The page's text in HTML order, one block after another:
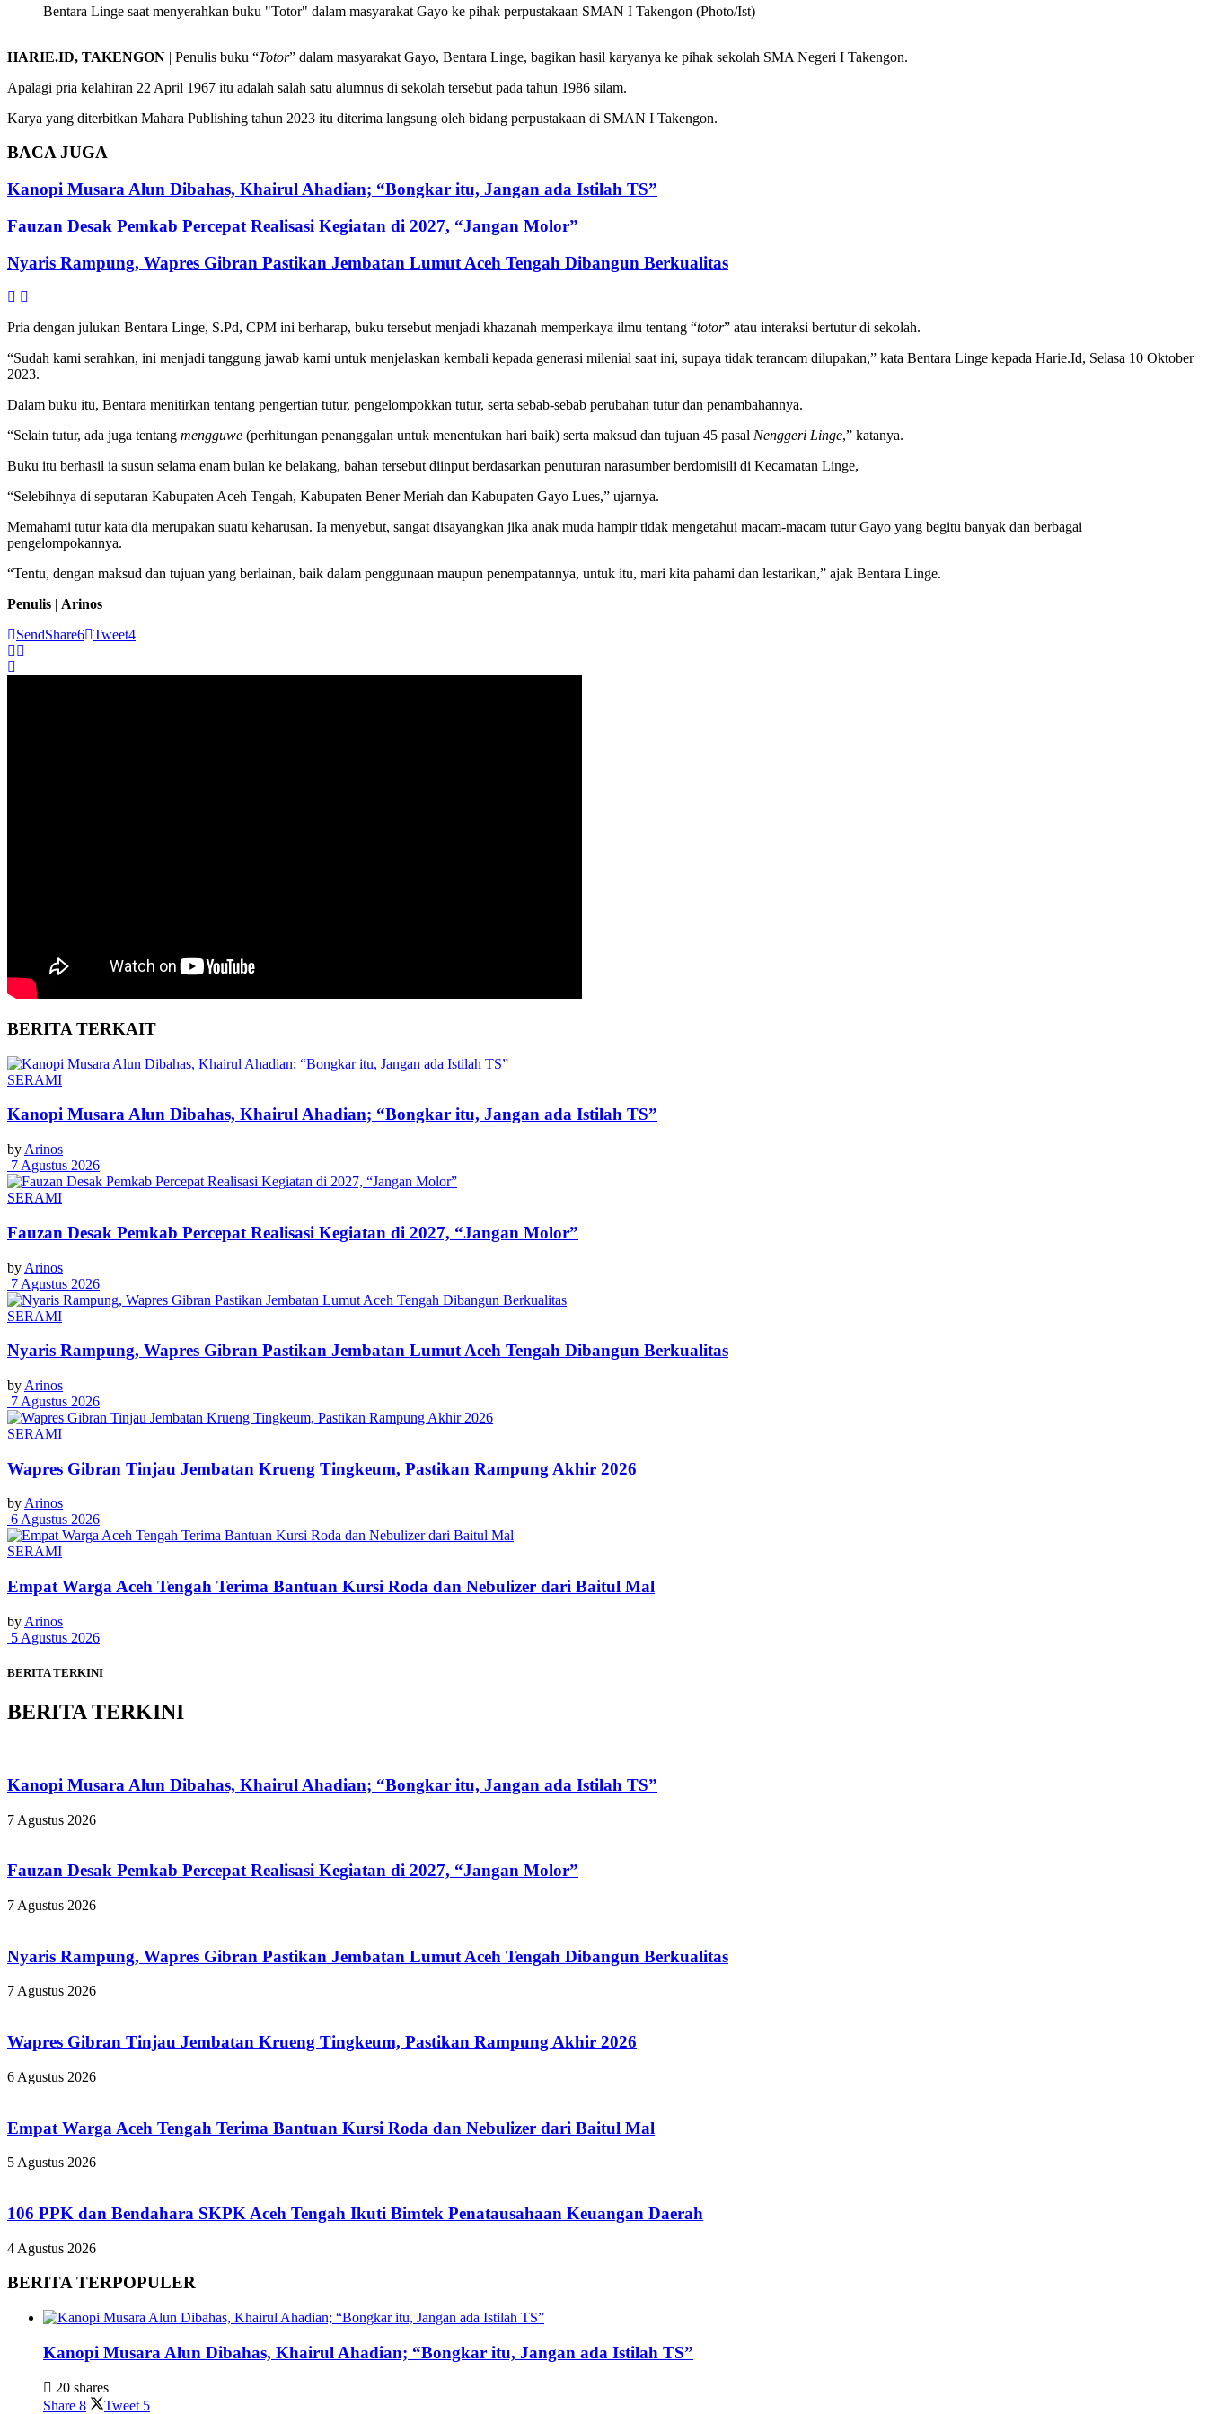
Bentara Linge saat menyerahkan buku "Totor" dalam masyarakat Gayo ke pihak perpustakaan SMAN I Takengon (Photo/Ist)
HARIE.ID, TAKENGON | Penulis buku “Totor” dalam masyarakat Gayo, Bentara Linge, bagikan hasil karyanya ke pihak sekolah SMA Negeri I Takengon.
Apalagi pria kelahiran 22 April 1967 itu adalah salah satu alumnus di sekolah tersebut pada tahun 1986 silam.
Karya yang diterbitkan Mahara Publishing tahun 2023 itu diterima langsung oleh bidang perpustakaan di SMAN I Takengon.
BACAJUGA
Kanopi Musara Alun Dibahas, Khairul Ahadian; “Bongkar itu, Jangan ada Istilah TS”
Fauzan Desak Pemkab Percepat Realisasi Kegiatan di 2027, “Jangan Molor”
Nyaris Rampung, Wapres Gibran Pastikan Jembatan Lumut Aceh Tengah Dibangun Berkualitas
Pria dengan julukan Bentara Linge, S.Pd, CPM ini berharap, buku tersebut menjadi khazanah memperkaya ilmu tentang “totor” atau interaksi bertutur di sekolah.
“Sudah kami serahkan, ini menjadi tanggung jawab kami untuk menjelaskan kembali kepada generasi milenial saat ini, supaya tidak terancam dilupakan,” kata Bentara Linge kepada Harie.Id, Selasa 10 Oktober
2023.
Dalam buku itu, Bentara menitirkan tentang pengertian tutur, pengelompokkan tutur, serta sebab-sebab perubahan tutur dan penambahannya.
“Selain tutur, ada juga tentang mengguwe (perhitungan penanggalan untuk menentukan hari baik) serta maksud dan tujuan 45 pasal Nenggeri Linge,” katanya.
Buku itu berhasil ia susun selama enam bulan ke belakang, bahan tersebut diinput berdasarkan penuturan narasumber berdomisili di Kecamatan Linge,
“Selebihnya di seputaran Kabupaten Aceh Tengah, Kabupaten Bener Meriah dan Kabupaten Gayo Lues,” ujarnya.
Memahami tutur kata dia merupakan suatu keharusan. Ia menyebut, sangat disayangkan jika anak muda hampir tidak mengetahui macam-macam tutur Gayo yang begitu banyak dan berbagai
pengelompokannya.
“Tentu, dengan maksud dan tujuan yang berlainan, baik dalam penggunaan maupun penempatannya, untuk itu, mari kita pahami dan lestarikan,” ajak Bentara Linge.
Penulis | Arinos
SendShare6 Tweet4
BERITA TERKAIT
SERAMI
Kanopi Musara Alun Dibahas, Khairul Ahadian; “Bongkar itu, Jangan ada Istilah TS”
by Arinos
7 Agustus 2026
SERAMI
Fauzan Desak Pemkab Percepat Realisasi Kegiatan di 2027, “Jangan Molor”
by Arinos
7 Agustus 2026
SERAMI
Nyaris Rampung, Wapres Gibran Pastikan Jembatan Lumut Aceh Tengah Dibangun Berkualitas
by Arinos
7 Agustus 2026
SERAMI
Wapres Gibran Tinjau Jembatan Krueng Tingkeum, Pastikan Rampung Akhir 2026
byArinos
6 Agustus 2026
SERAMI
Empat Warga Aceh Tengah Terima Bantuan Kursi Roda dan Nebulizer dari Baitul Mal
by Arinos
5 Agustus 2026
BERITA TERKINI
BERITA TERKINI
Kanopi Musara Alun Dibahas, Khairul Ahadian; “Bongkar itu, Jangan ada Istilah TS”
7 Agustus 2026
Fauzan Desak Pemkab Percepat Realisasi Kegiatan di 2027, “Jangan Molor”
7 Agustus 2026
Nyaris Rampung, Wapres Gibran Pastikan Jembatan Lumut Aceh Tengah Dibangun Berkualitas
7 Agustus 2026
Wapres Gibran Tinjau Jembatan Krueng Tingkeum, Pastikan Rampung Akhir 2026
6 Agustus 2026
Empat Warga Aceh Tengah Terima Bantuan Kursi Roda dan Nebulizer dari Baitul Mal
5 Agustus 2026
106 PPK dan Bendahara SKPK Aceh Tengah Ikuti Bimtek Penatausahaan Keuangan Daerah
4 Agustus 2026
BERITA TERPOPULER
Kanopi Musara Alun Dibahas, Khairul Ahadian; “Bongkar itu, Jangan ada Istilah TS”
20 shares
Share 8 Tweet 5